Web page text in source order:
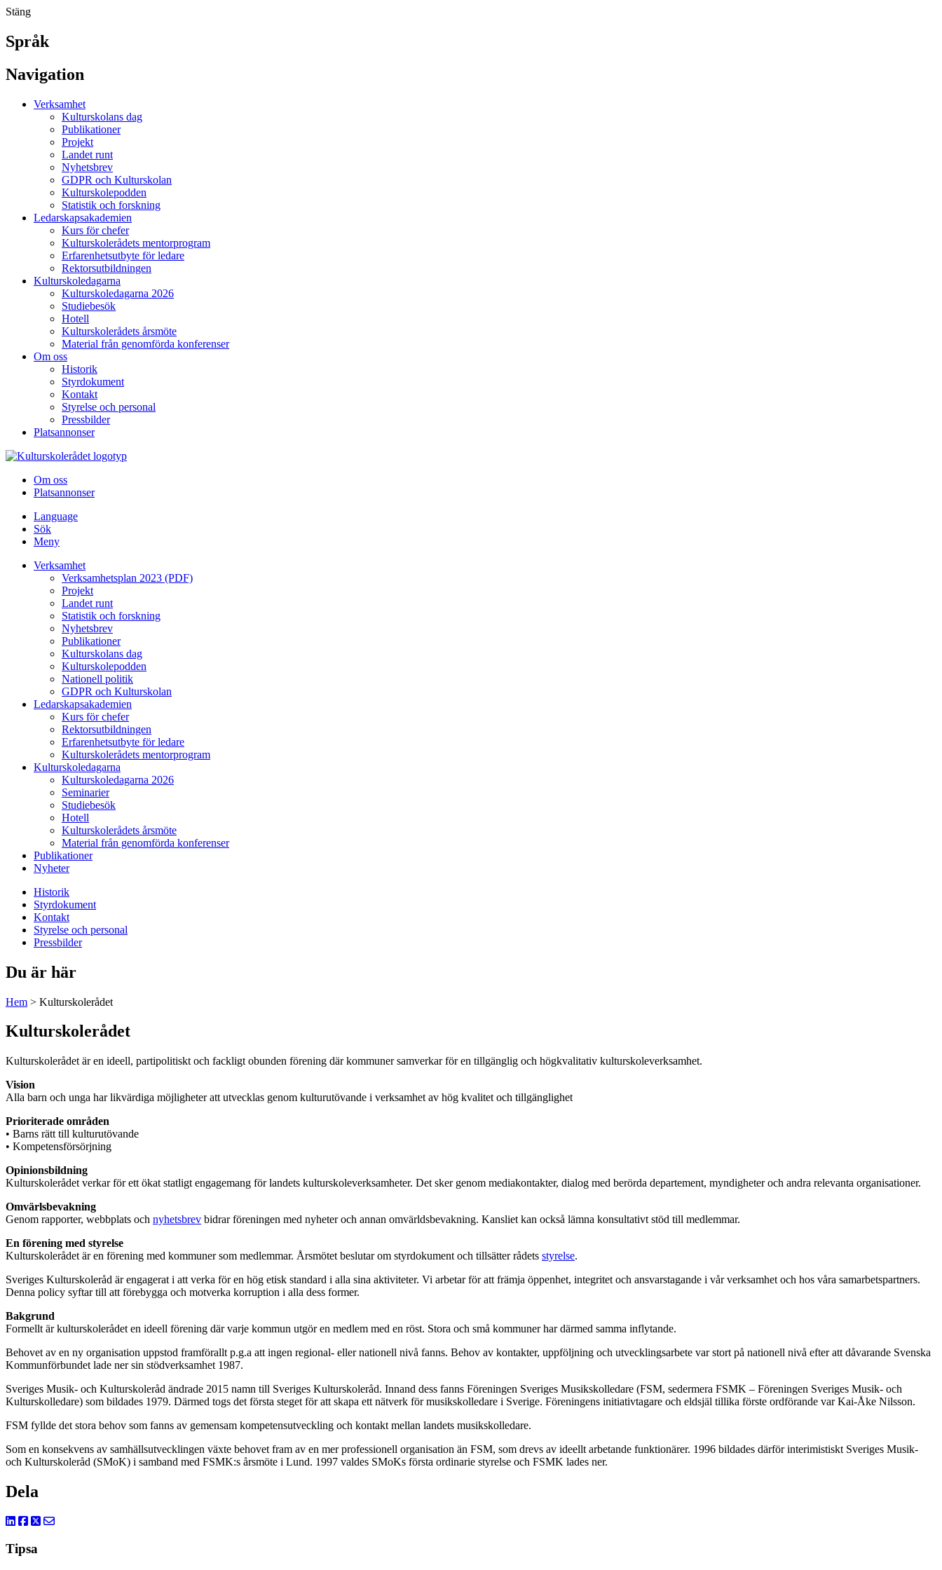
Stäng
Språk
Navigation
Verksamhet
Kulturskolans dag
Publikationer
Projekt
Landet runt
Nyhetsbrev
GDPR och Kulturskolan
Kulturskolepodden
Statistik och forskning
Ledarskapsakademien
Kurs för chefer
Kulturskolerådets mentorprogram
Erfarenhetsutbyte för ledare
Rektorsutbildningen
Kulturskoledagarna
Kulturskoledagarna 2026
Studiebesök
Hotell
Kulturskolerådets årsmöte
Material från genomförda konferenser
Om oss
Historik
Styrdokument
Kontakt
Styrelse och personal
Pressbilder
Platsannonser
Hoppa till innehållet
Om oss
Platsannonser
Language
Sök
Meny
Verksamhet
Verksamhetsplan 2023 (PDF)
Projekt
Landet runt
Statistik och forskning
Nyhetsbrev
Publikationer
Kulturskolans dag
Kulturskolepodden
Nationell politik
GDPR och Kulturskolan
Ledarskapsakademien
Kurs för chefer
Rektorsutbildningen
Erfarenhetsutbyte för ledare
Kulturskolerådets mentorprogram
Kulturskoledagarna
Kulturskoledagarna 2026
Seminarier
Studiebesök
Hotell
Kulturskolerådets årsmöte
Material från genomförda konferenser
Publikationer
Nyheter
Historik
Styrdokument
Kontakt
Styrelse och personal
Pressbilder
Du är här
Hem > Kulturskolerådet
Kulturskolerådet
Kulturskolerådet är en ideell, partipolitiskt och fackligt obunden förening där kommuner samverkar för en tillgänglig och högkvalitativ kulturskoleverksamhet.
Vision
Alla barn och unga har likvärdiga möjligheter att utvecklas genom kulturutövande i verksamhet av hög kvalitet och tillgänglighet
Prioriterade områden
• Barns rätt till kulturutövande
• Kompetensförsörjning
Opinionsbildning
Kulturskolerådet verkar för ett ökat statligt engagemang för landets kulturskoleverksamheter. Det sker genom mediakontakter, dialog med berörda departement, myndigheter och andra relevanta organisationer.
Omvärlsbevakning
Genom rapporter, webbplats och nyhetsbrev bidrar föreningen med nyheter och annan omvärldsbevakning. Kansliet kan också lämna konsultativt stöd till medlemmar.
En förening med styrelse
Kulturskolerådet är en förening med kommuner som medlemmar. Årsmötet beslutar om styrdokument och tillsätter rådets styrelse.
Sveriges Kulturskoleråd är engagerat i att verka för en hög etisk standard i alla sina aktiviteter. Vi arbetar för att främja öppenhet, integritet och ansvarstagande i vår verksamhet och hos våra samarbetspartners.
Denna policy syftar till att förebygga och motverka korruption i alla dess former.
Bakgrund
Formellt är kulturskolerådet en ideell förening där varje kommun utgör en medlem med en röst. Stora och små kommuner har därmed samma inflytande.
Behovet av en ny organisation uppstod framförallt p.g.a att ingen regional- eller nationell nivå fanns. Behov av kontakter, uppföljning och utvecklingsarbete var stort på nationell nivå efter att dåvarande Svenska
Kommunförbundet lade ner sin stödverksamhet 1987.
Sveriges Musik- och Kulturskoleråd ändrade 2015 namn till Sveriges Kulturskoleråd. Innand dess fanns Föreningen Sveriges Musikskolledare (FSM, sedermera FSMK – Föreningen Sveriges Musik- och
Kulturskolledare) som bildades 1979. Därmed togs det första steget för att skapa ett nätverk för musikskolledare i Sverige. Föreningens initiativtagare och eldsjäl tillika förste ordförande var Kai-Åke Nilsson.
FSM fyllde det stora behov som fanns av gemensam kompetensutveckling och kontakt mellan landets musikskolledare.
Som en konsekvens av samhällsutvecklingen växte behovet fram av en mer professionell organisation än FSM, som drevs av ideellt arbetande funktionärer. 1996 bildades därför interimistiskt Sveriges Musik-
och Kulturskoleråd (SMoK) i samband med FSMK:s årsmöte i Lund. 1997 valdes SMoKs första ordinarie styrelse och FSMK lades ner.
Dela
Tipsa